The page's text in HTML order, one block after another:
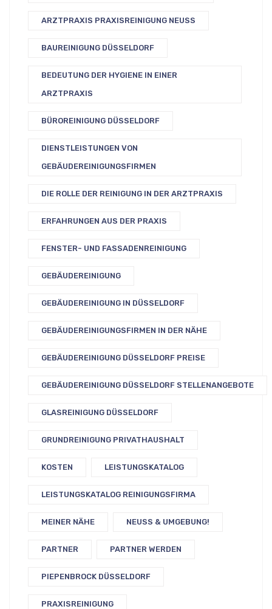
ARZTPRAXIS PRAXISREINIGUNG NEUSS
BAUREINIGUNG DÜSSELDORF
BEDEUTUNG DER HYGIENE IN EINER
ARZTPRAXIS
BÜROREINIGUNG DÜSSELDORF
DIENSTLEISTUNGEN VON
GEBÄUDEREINIGUNGSFIRMEN
DIE ROLLE DER REINIGUNG IN DER ARZTPRAXIS
ERFAHRUNGEN AUS DER PRAXIS
FENSTER- UND FASSADENREINIGUNG
GEBÄUDEREINIGUNG
GEBÄUDEREINIGUNG IN DÜSSELDORF
GEBÄUDEREINIGUNGSFIRMEN IN DER NÄHE
GEBÄUDEREINIGUNG DÜSSELDORF PREISE
GEBÄUDEREINIGUNG DÜSSELDORF STELLENANGEBOTE
GLASREINIGUNG DÜSSELDORF
GRUNDREINIGUNG PRIVATHAUSHALT
KOSTEN LEISTUNGSKATALOG
LEISTUNGSKATALOG REINIGUNGSFIRMA
MEINER NÄHE NEUSS & UMGEBUNG!
PARTNER PARTNER WERDEN
PIEPENBROCK DÜSSELDORF
PRAXISREINIGUNG